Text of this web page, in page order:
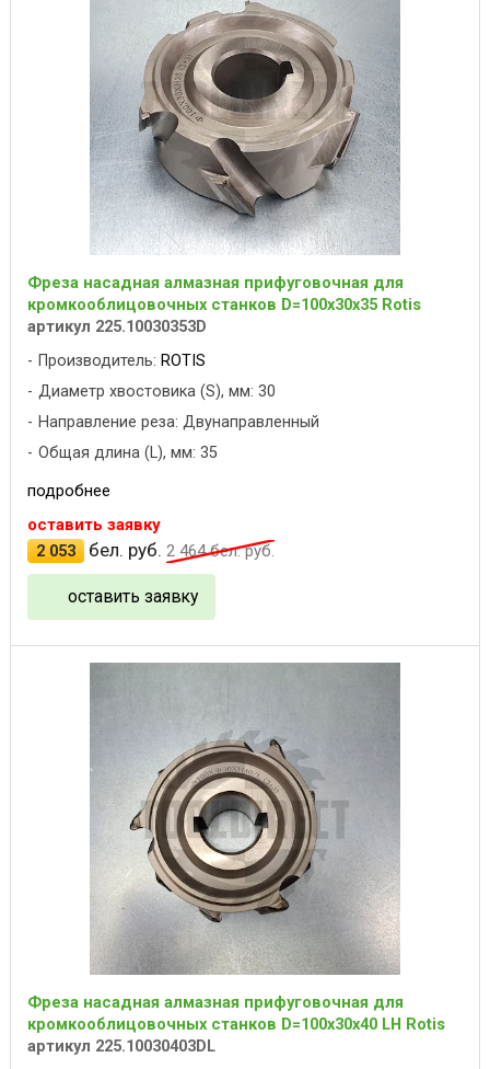
Фреза насадная алмазная прифуговочная для
кромкооблицовочных станков D=100x30x35 Rotis
артикул 225.10030353D
Производитель: ROTIS
Диаметр хвостовика (S), мм: 30
Направление реза: Двунаправленный
Общая длина (L), мм: 35
подробнее
оставить заявку
2 053
бел. руб. 2 464бел. руб.
оставить заявку
Фреза насадная алмазная прифуговочная для
кромкооблицовочных станков D=100x30x40 LH Rotis
артикул 225.10030403DL